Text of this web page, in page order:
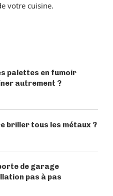
votre cuisine.
palettes en fumoir
autrement ?
briller tous les métaux ?
de garage
pas à pas